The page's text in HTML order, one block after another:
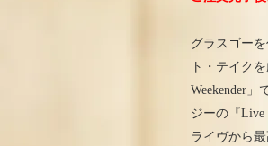
グラスゴー
ト・テイク
Weekender」
ジーの『Live
ライヴから